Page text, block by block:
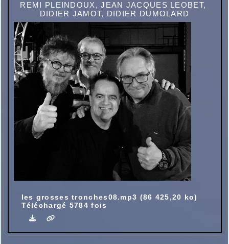
REMI PLEINDOUX, JEAN JACQUES LEOBET,
DIDIER JAMOT, DIDIER DUMOLARD
les grosses tronches08.mp3 (86 425,20 ko)
Téléchargé 5784 fois